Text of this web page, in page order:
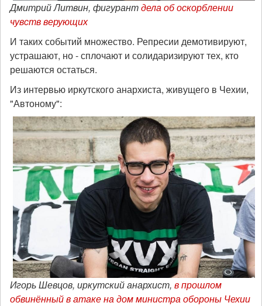
Дмитрий Литвин, фигурантдела об оскорблении
чувств верующих
И таких событий множество. Репресии демотивируют,
устрашают, но - сплочают и солидаризируют тех, кто
решаются остаться.
Из интервью иркутского анархиста, живущего в Чехии,
"Автоному":
Игорь Шевцов, иркутский анархист, в прошлом
обвинённый в атаке на дом министра обороны Чехии